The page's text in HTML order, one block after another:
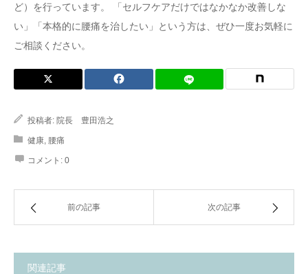
ど）を行っています。 「セルフケアだけではなかなか改善しな
い」「本格的に腰痛を治したい」という方は、ぜひ一度お気軽に
ご相談ください。
投稿者: 院長 豊田浩之
健康 腰痛
コメント: 0
前の記事 次の記事
関連記事